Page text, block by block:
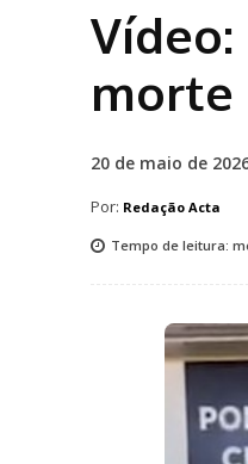
morte
20 de maio de
Por: Redação Acta
Tempo de leitura: